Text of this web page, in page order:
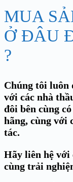
MUA
Ở ĐÂU
?
Chúng tôi luôn
với các nhà
đôi bên cùng
hãng, cùng với
tác.
Hãy liên hệ với
cùng trải